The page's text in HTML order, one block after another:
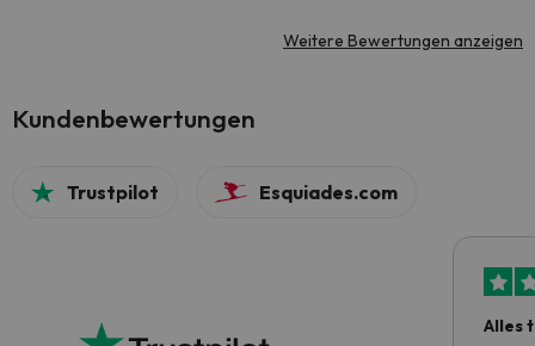
Weitere Bewertungen anzeigen
Kundenbewertungen
Trustpilot Esquiades.com
Alles